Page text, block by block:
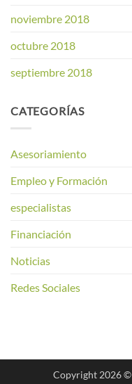
noviembre 2018
octubre 2018
septiembre 2018
CATEGORÍAS
Asesoriamiento
Empleo y Formación
especialistas
Financiación
Noticias
Redes Sociales
Copyright 2026 ©